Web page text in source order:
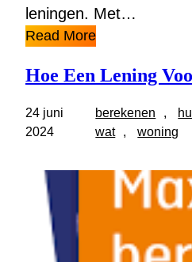
leningen. Met…
Read More
Hoe Een Lening
24 juni
2024
berekenen ,
wat
, woning